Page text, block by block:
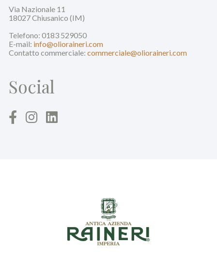
Via Nazionale 11
18027 Chiusanico (IM)
Telefono: 0183 529050
E-mail: info@olioraineri.com
Contatto commerciale: commerciale@olioraineri.com
Social